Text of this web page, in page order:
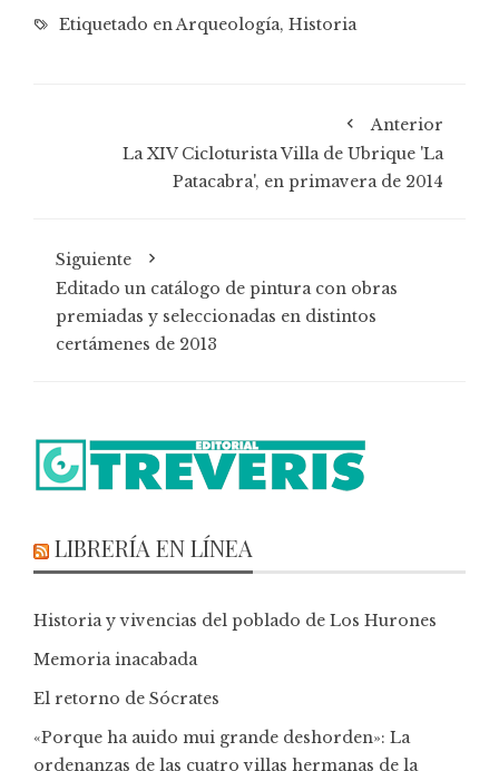
Etiquetado enArqueología, Historia
Anterior
La XIV Cicloturista Villa de Ubrique 'La
Patacabra', en primavera de 2014
Siguiente
Editado un catálogo de pintura con obras
premiadas y seleccionadas en distintos
certámenes de 2013
LIBRERÍA EN LÍNEA
Historia y vivencias del poblado de Los Hurones
Memoria inacabada
El retorno de Sócrates
«Porque ha auido mui grande deshorden»: La
ordenanzas de las cuatro villas hermanas de la